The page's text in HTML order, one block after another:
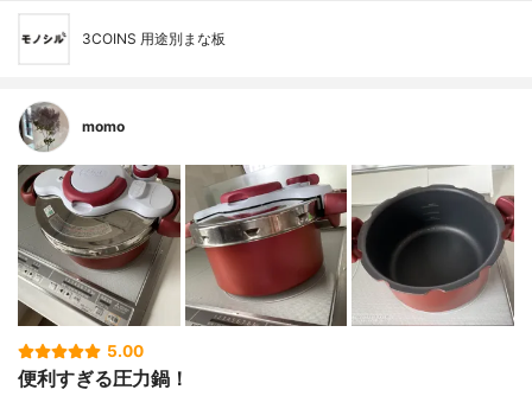
3COINS 用途別まな板
momo
5.00
便利すぎる圧力鍋！